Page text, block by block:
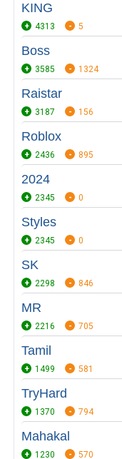
KING
4313 5
Boss
3585 1324
Raistar
3187 156
Roblox
2436 895
2024
2345 0
Styles
2345 0
SK
2298 846
MR
2216 705
Tamil
1499 581
TryHard
1370 794
Mahakal
1230 570